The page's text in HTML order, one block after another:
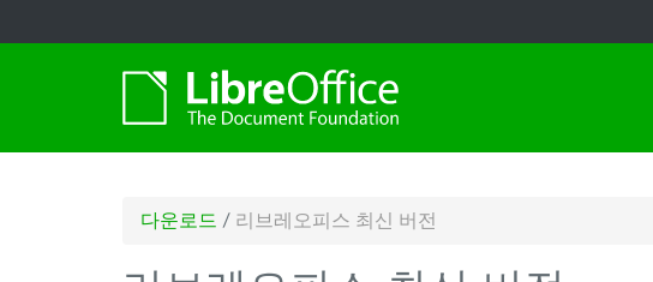
다운로드 / 리브레오피스 최신 버전